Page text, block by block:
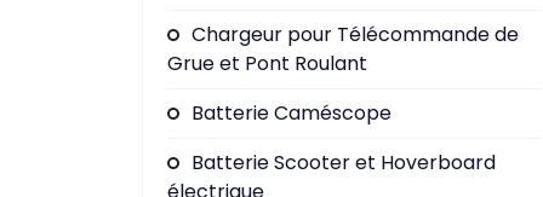
Chargeur pour Télécommande de
Grue et Pont Roulant
Batterie Caméscope
Batterie Scooter et Hoverboard